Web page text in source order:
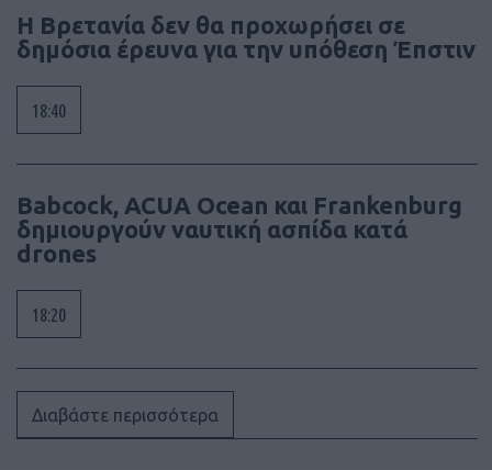
Η Βρετανία δεν θα προχωρήσει σε
δημόσια έρευνα για την υπόθεση Έπστιν
18:40
Babcock, ACUA Ocean και Frankenburg
δημιουργούν ναυτική ασπίδα κατά
drones
18:20
Διαβάστε περισσότερα